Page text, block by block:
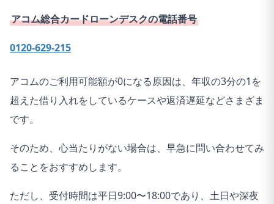
アコム総合カードローンデスクの電話番号
0120-629-215
アコムのご利用可能額が0になる原因は、年収の3分の1を
超えた借り入れをしているケースや返済遅延などさまざま
です。
そのため、心当たりがない場合は、早急に問い合わせてみ
ることをおすすめします。
ただし、受付時間は平日9:00〜18:00であり、土日や深夜